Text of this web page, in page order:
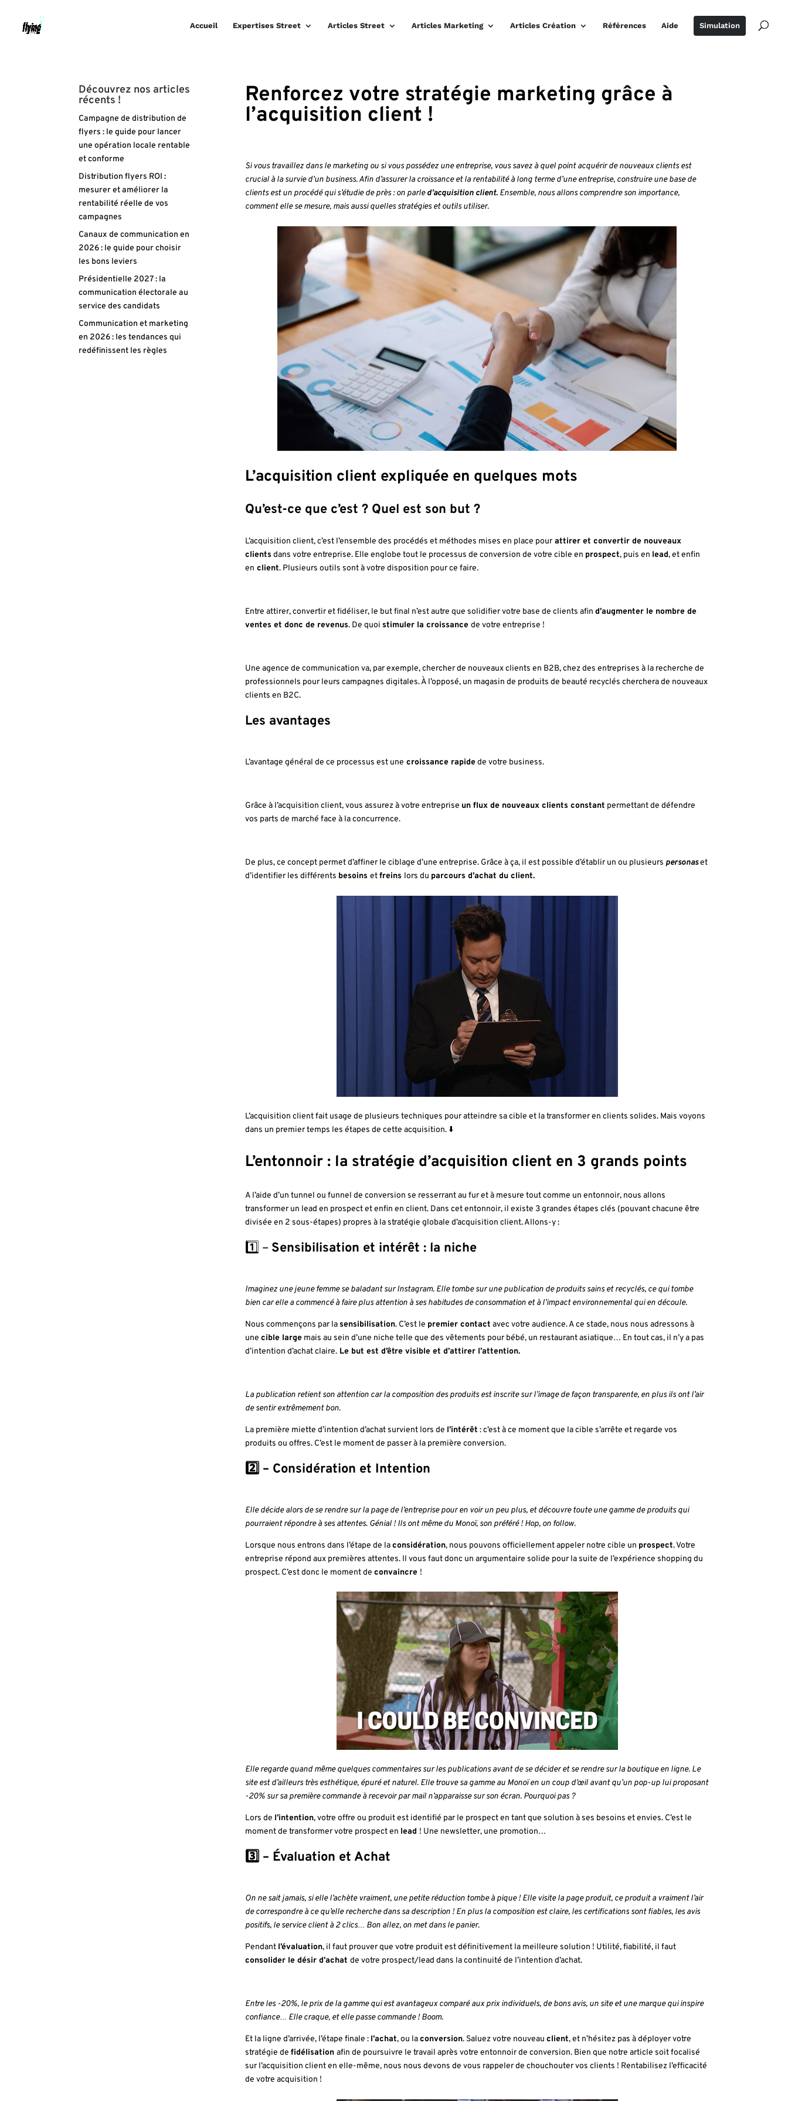
Accueil Expertises Street Articles Street Articles Marketing Articles Création Références Aide Simulation
Renforcez votre stratégie marketing grâce à
l’acquisition client !
Si vous travaillez dans le marketing ou si vous possédez une entreprise, vous savez à quel point acquérir de nouveaux clients est
crucial à la survie d’un business. Afin d’assurer la croissance et la rentabilité à long terme d’une entreprise, construire une base de
clients est un procédé qui s’étudie de près : on parled’acquisition client.Ensemble, nous allons comprendre son importance,
comment elle se mesure, mais aussi quelles stratégies et outils utiliser.
L’acquisition client expliquée en quelques mots
Qu’est-ce que c’est ? Quel est son but ?
L’acquisition client, c’est l’ensemble des procédés et méthodes mises en place pourattirer et convertir de nouveaux
clients dans votre entreprise. Elle englobe tout le processus de conversion de votre cible en prospect, puis en lead, et enfin
en client. Plusieurs outils sont à votre disposition pour ce faire.
Entre attirer, convertir et fidéliser, le but final n’est autre que solidifier votre base de clients afin d’augmenter le nombre de
ventes et donc de revenus. De quoi stimuler la croissance de votre entreprise !
Une agence de communication va, par exemple, chercher de nouveaux clients en B2B, chez des entreprises à la recherche de
professionnels pour leurs campagnes digitales. À l’opposé, un magasin de produits de beauté recyclés cherchera de nouveaux
clients en B2C.
Les avantages
L’avantage général de ce processus est une croissance rapidede votre business.
Grâce à l’acquisition client, vous assurez à votre entreprise un flux de nouveaux clients constant permettant de défendre
vos parts de marché face à la concurrence.
De plus, ce concept permet d’affiner le ciblage d’une entreprise. Grâce à ça, il est possible d’établir un ou plusieurs personaset
d’identifier les différents besoins etfreins lors du parcours d’achat du client.
L’acquisition client fait usage de plusieurs techniques pour atteindre sa cible et la transformer en clients solides. Mais voyons
dans un premier temps les étapes de cette acquisition. ⬇️
L’entonnoir : la stratégie d’acquisition client en 3 grands points
A l’aide d’un tunnel ou funnel de conversion se resserrant au fur et à mesure tout comme un entonnoir, nous allons
transformer un lead en prospect et enfin en client. Dans cet entonnoir, il existe 3 grandes étapes clés (pouvant chacune être
divisée en 2 sous-étapes) propres à la stratégie globale d’acquisition client. Allons-y :
1️⃣ – Sensibilisation et intérêt : la niche
Imaginez une jeune femme se baladant sur Instagram. Elle tombe sur une publication de produits sains et recyclés, ce qui tombe
bien car elle a commencé à faire plus attention à ses habitudes de consommation et à l’impact environnemental qui en découle.
Nous commençons par lasensibilisation. C’est le premier contact avec votre audience. A ce stade, nous nous adressons à
une cible largemais au sein d’une niche telle que des vêtements pour bébé, un restaurant asiatique… En tout cas, il n’y a pas
d’intention d’achat claire.Le but est d’être visible et d’attirer l’attention.
La publication retient son attention car la composition des produits est inscrite sur l’image de façon transparente, en plus ils ont l’air
de sentir extrêmement bon.
La première miette d’intention d’achat survient lors de l’intérêt : c’est à ce moment que la cible s’arrête et regarde vos
produits ou offres. C’est le moment de passer à la première conversion.
2️⃣ – Considération et Intention
Elle décide alors de se rendre sur la page de l’entreprise pour en voir un peu plus, et découvre toute une gamme de produits qui
pourraient répondre à ses attentes. Génial ! Ils ont même du Monoï, son préféré ! Hop, on follow.
Lorsque nous entrons dans l’étape de laconsidération, nous pouvons officiellement appeler notre cible un prospect. Votre
entreprise répond aux premières attentes. Il vous faut donc un argumentaire solide pour la suite de l’expérience shopping du
prospect. C’est donc le moment de convaincre !
Elle regarde quand même quelques commentaires sur les publications avant de se décider et se rendre sur la boutique en ligne. Le
site est d’ailleurs très esthétique, épuré et naturel. Elle trouve sa gamme au Monoï en un coup d’œil avant qu’un pop-up lui proposant
-20% sur sa première commande à recevoir par mail n’apparaisse sur son écran. Pourquoi pas ?
Lors de l’intention, votre offre ou produit est identifié par le prospect en tant que solution à ses besoins et envies. C’est le
moment de transformer votre prospect en lead ! Une newsletter, une promotion…
3️⃣ – Évaluation et Achat
On ne sait jamais, si elle l’achète vraiment, une petite réduction tombe à pique ! Elle visite la page produit, ce produit a vraiment l’air
de correspondre à ce qu’elle recherche dans sa description ! En plus la composition est claire, les certifications sont fiables, les avis
positifs, le service client à 2 clics… Bon allez, on met dans le panier.
Pendant l’évaluation, il faut prouver que votre produit est définitivement la meilleure solution ! Utilité, fiabilité, il faut
consolider le désir d’achat de votre prospect/lead dans la continuité de l’intention d’achat.
Entre les -20%, le prix de la gamme qui est avantageux comparé aux prix individuels, de bons avis, un site et une marque qui inspire
confiance… Elle craque, et elle passe commande ! Boom.
Et la ligne d’arrivée, l’étape finale : l’achat, ou laconversion. Saluez votre nouveau client, et n’hésitez pas à déployer votre
stratégie de fidélisation afin de poursuivre le travail après votre entonnoir de conversion. Bien que notre article soit focalisé
sur l’acquisition client en elle-même, nous nous devons de vous rappeler de chouchouter vos clients ! Rentabilisez l’efficacité
de votre acquisition !
Découvrez nos articles
récents !
Campagne de distribution de
flyers : le guide pour lancer
une opération locale rentable
et conforme
Distribution flyers ROI :
mesurer et améliorer la
rentabilité réelle de vos
campagnes
Canaux de communication en
2026 : le guide pour choisir
les bons leviers
Présidentielle 2027 : la
communication électorale au
service des candidats
Communication et marketing
en 2026 : les tendances qui
redéfinissent les règles